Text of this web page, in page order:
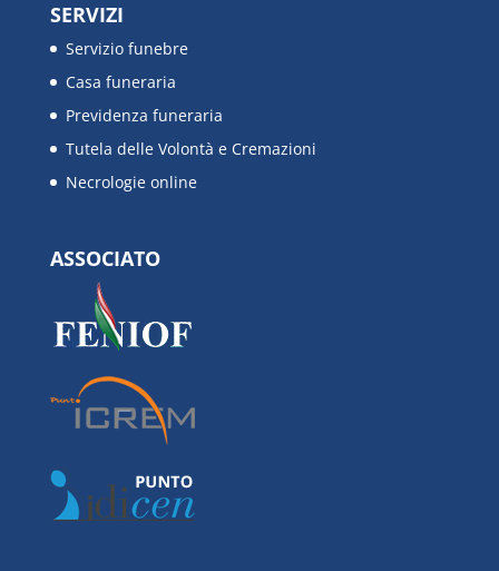
SERVIZI
Servizio funebre
Casa funeraria
Previdenza funeraria
Tutela delle Volontà e Cremazioni
Necrologie online
ASSOCIATO